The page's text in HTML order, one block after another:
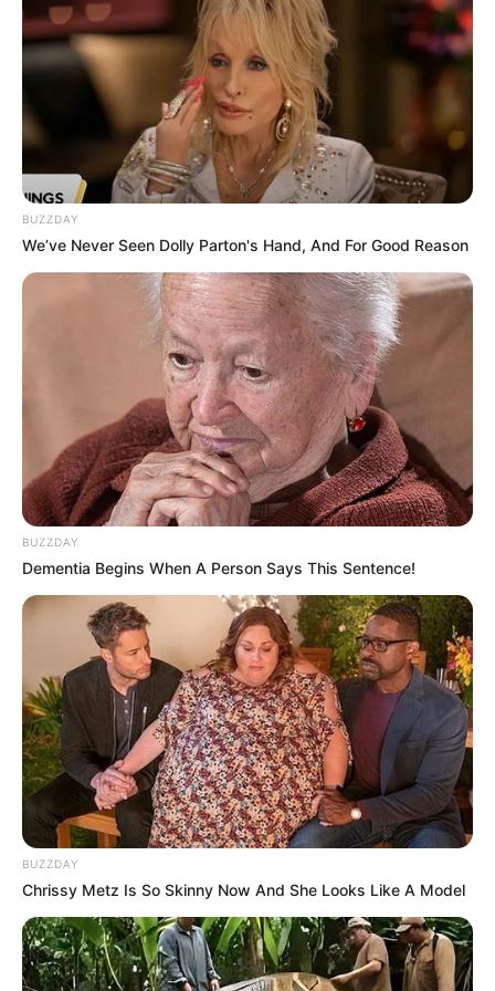
Serem! 9 Chat Ojek Online &
Pelanggan Ini Bikin Auto
Merinding
Bikin Ngakak, 10 Potret
Cosplay Murah Pakai Bahan
Seadanya
BUZZDAY
We’ve Never Seen Dolly Parton's Hand, And For Good Reason
BUZZDAY
Dementia Begins When A Person Says This Sentence!
BUZZDAY
Chrissy Metz Is So Skinny Now And She Looks Like A Model